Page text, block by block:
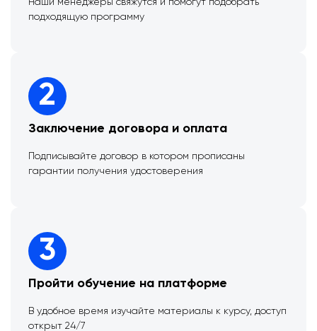
Наши менеджеры свяжутся и помогут подобрать
подходящую программу
2
Заключение договора и оплата
Подписывайте договор в котором прописаны
гарантии получения удостоверения
3
Пройти обучение на платформе
В удобное время изучайте материалы к курсу, доступ
открыт 24/7